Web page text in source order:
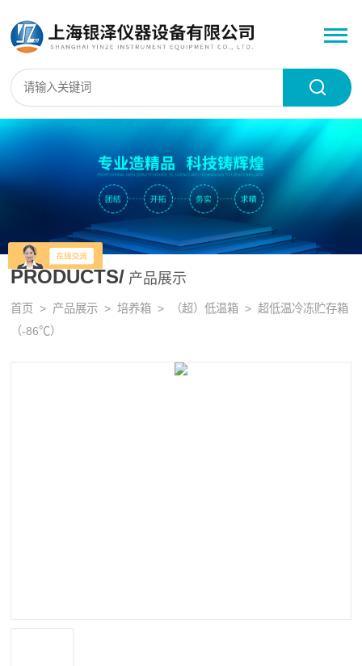
PRODUCTS/ 产品展示
首页 > 产品展示 >培养箱 > （超）低温箱 > 超低温冷冻贮存箱
（-86℃）